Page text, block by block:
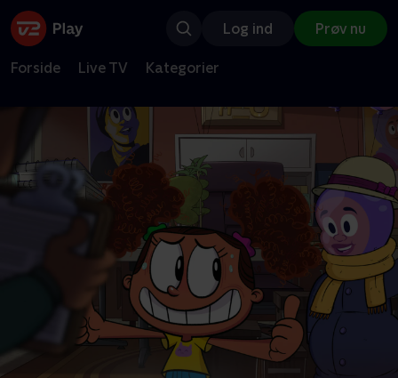
Log ind Prøv nu
Forside Live TV Kategorier